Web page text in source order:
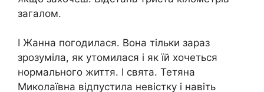
загалом.
І Жанна погодилася. Вона тільки зараз
зрозуміла, як утомилася і як їй хочеться
нормального життя. І свята. Тетяна
Миколаївна відпустила невістку і навіть